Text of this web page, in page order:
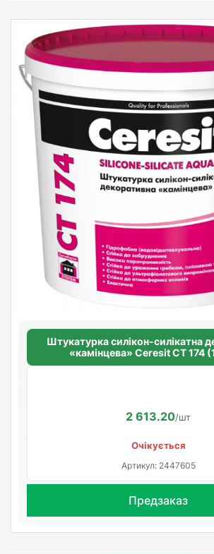
Штукатурка силікон-силікатна
«камінцева» Ceresit CT 174
2 613.20/шт
Очікується
Артикул: 2447605
Предзаказ